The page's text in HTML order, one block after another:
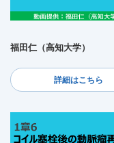
福田仁（高知大学）
詳細はこちら